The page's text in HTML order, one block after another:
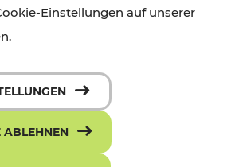
Einstellungen auf unserer
ABLEHNEN